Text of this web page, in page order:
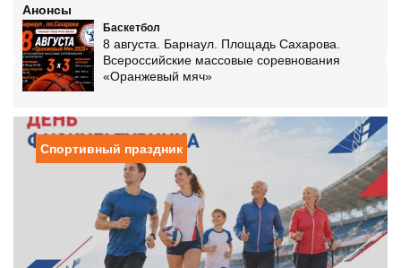
Анонсы
Баскетбол
8 августа. Барнаул. Площадь Сахарова.
Всероссийские массовые соревнования
«Оранжевый мяч»
Спортивный праздник